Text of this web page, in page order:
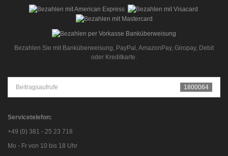
Bezahlen Sie mit Banküberweisung, PayPal, AmazonPay, Giropay, Debit
oder Kreditkarte.
Beitragsaufrufe 1800064
Servicetelefon:
+49 (0) 381 - 25 23 718
Mo - Fr von 10 bis 18 Uhr